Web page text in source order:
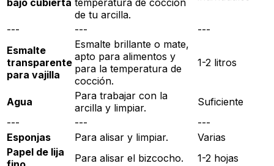
de tu arcilla.
--- ---
---
Esmalte
transparente
para vajilla
Esmalte brillante o mate,
apto para alimentos y
para la temperatura de
cocción.
1-2 litros
Agua
Para trabajar con la
arcilla y limpiar.
Suficiente
---
---
---
Esponjas
Para alisar y limpiar.
Varias
Papel de lija
Para alisar el bizcocho.
1-2 hojas